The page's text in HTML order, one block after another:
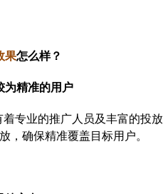
果怎么样？
为精准的用户
着专业的推广人员及丰富的投
，确保精准覆盖目标用户。